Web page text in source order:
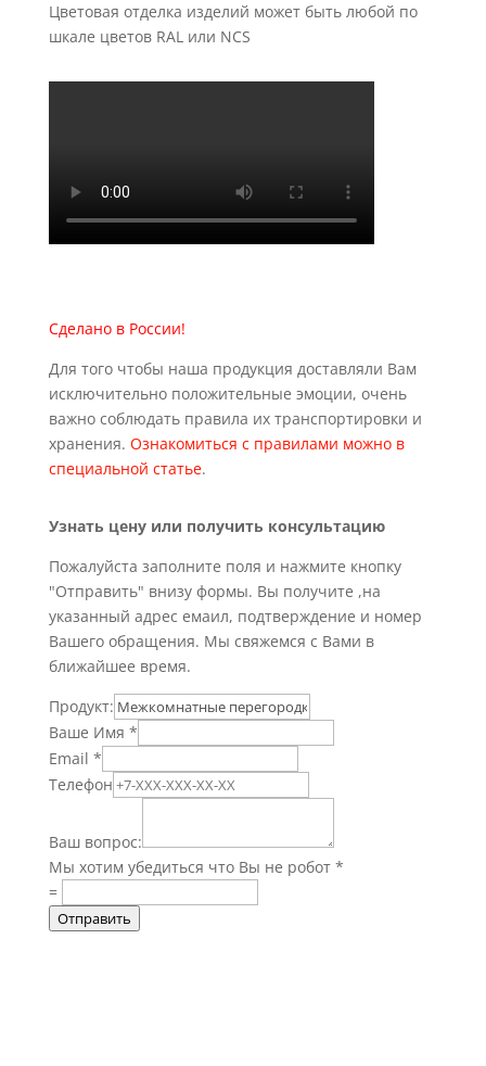
Цветовая отделка изделий может быть любой по
шкале цветов RAL или NCS
Сделано в России!
Для того чтобы наша продукция доставляли Вам
исключительно положительные эмоции, очень
важно соблюдать правила их транспортировки и
хранения. Ознакомиться с правилами можно в
специальной статье.
Узнать цену или получить консультацию
Пожалуйста заполните поля и нажмите кнопку
"Отправить" внизу формы. Вы получите ,на
указанный адрес емаил, подтверждение и номер
Вашего обращения. Мы свяжемся с Вами в
ближайшее время.
Продукт:
Ваше Имя *
Email *
Телефон
Ваш вопрос:
Мы хотим убедиться что Вы не робот *
=
Отправить